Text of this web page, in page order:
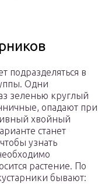
подразделяться в
Одни
зеленью круглый
опадают при
хвойный
станет
узнать
растение. По
бывают: